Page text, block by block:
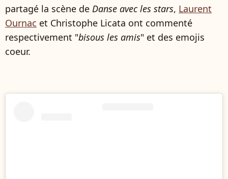
partagé la scène de Danse avec les stars, Laurent
Ournac et Christophe Licata ont commenté
respectivement "bisous les amis" et des emojis
coeur.